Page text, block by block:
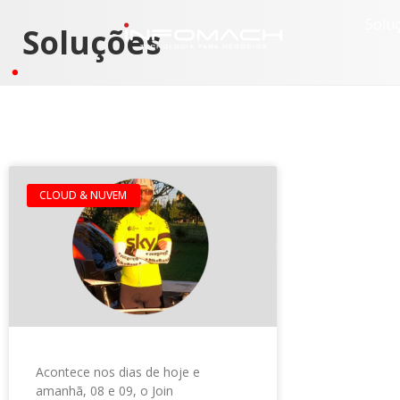
Soluções
CLOUD & NUVEM
Acontece nos dias de hoje e
amanhã, 08 e 09, o Join